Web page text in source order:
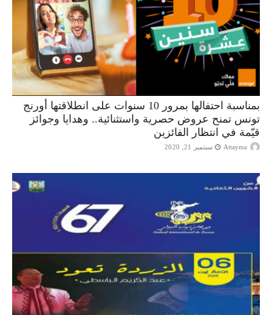
بمناسبة احتفالها بمرور 10 سنوات على انطلاقتها أورنج
تونس تمنح عروض حصرية واستثنائية.. وهدايا وجوائز
قيّمة في انتظار الفائزين
Attayma سبتمبر 21, 2020